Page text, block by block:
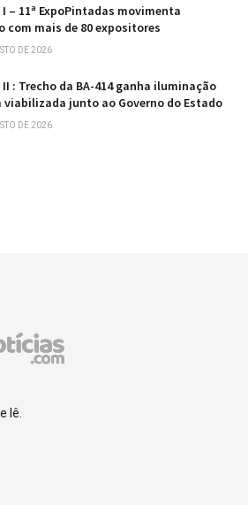
– 11ª ExpoPintadas movimenta
com mais de 80 expositores
DE 2026
: Trecho da BA-414 ganha iluminação
viabilizada junto ao Governo do Estado
DE 2026
lê.